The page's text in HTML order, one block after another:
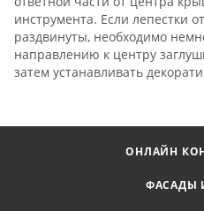
инструмента. Если лепестки
раздвинуты, необходимо
направлению к центру
затем устанавливать
ОНЛАЙН
ФАСАДЫ